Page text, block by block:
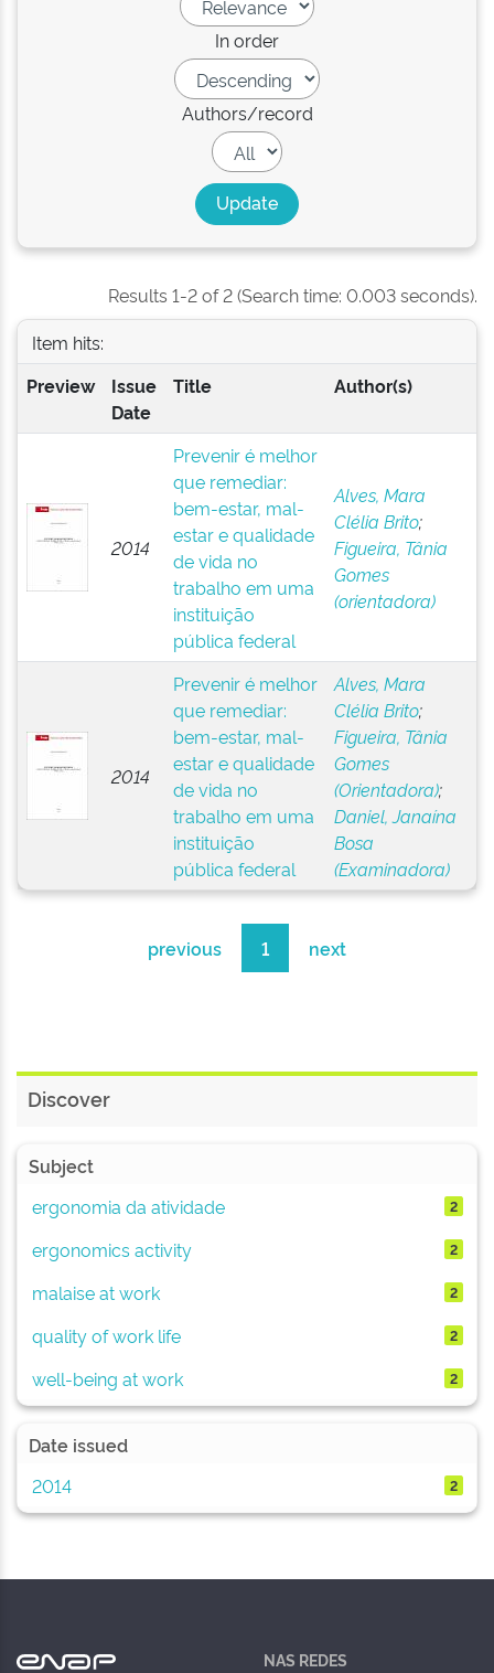
In order
Authors/record
Results 1-2 of 2 (Search time: 0.003 seconds).
Item hits:
Preview
Issue
Date
Title Author(s)
2014
Prevenir é melhor
que remediar:
bem-estar, mal-
estar e qualidade
de vida no
trabalho em uma
instituição
pública federal
Alves, Mara
Clélia Brito;
Figueira, Tânia
Gomes
(orientadora)
2014
Prevenir é melhor
que remediar:
bem-estar, mal-
estar e qualidade
de vida no
trabalho em uma
instituição
pública federal
Alves, Mara
Clélia Brito;
Figueira, Tânia
Gomes
(Orientadora);
Daniel, Janaína
Bosa
(Examinadora)
previous 1 next
Discover
Subject
ergonomia da atividade
2
ergonomics activity 2
malaise at work 2
quality of work life 2
well-being at work 2
Date issued
2014
2
NAS REDES